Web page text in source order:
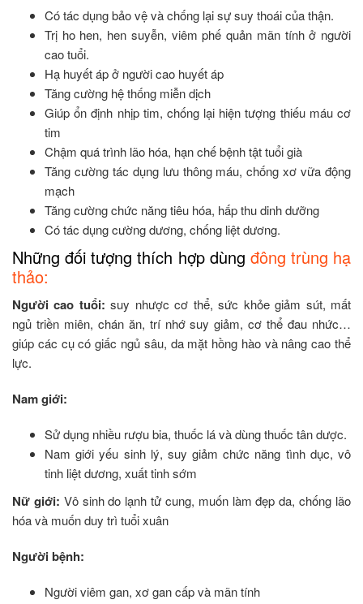
Có tác dụng bảo vệ và chống lại sự suy thoái của thận.
Trị ho hen, hen suyễn, viêm phế quản mãn tính ở người
cao tuổi.
Hạ huyết áp ở người cao huyết áp
Tăng cường hệ thống miễn dịch
Giúp ổn định nhịp tim, chống lại hiện tượng thiếu máu cơ
tim
Chậm quá trình lão hóa, hạn chế bệnh tật tuổi già
Tăng cường tác dụng lưu thông máu, chống xơ vữa động
mạch
Tăng cường chức năng tiêu hóa, hấp thu dinh dưỡng
Có tác dụng cường dương, chống liệt dương.
Những đối tượng thích hợp dùng đông trùng hạ
thảo:
Người cao tuổi: suy nhược cơ thể, sức khỏe giảm sút, mất
ngủ triền miên, chán ăn, trí nhớ suy giảm, cơ thể đau nhức…
giúp các cụ có giấc ngủ sâu, da mặt hồng hào và nâng cao thể
lực.
Nam giới:
Sử dụng nhiều rượu bia, thuốc lá và dùng thuốc tân dược.
Nam giới yếu sinh lý, suy giảm chức năng tình dục, vô
tinh liệt dương, xuất tinh sớm
Nữ giới: Vô sinh do lạnh tử cung, muốn làm đẹp da, chống lão
hóa và muốn duy trì tuổi xuân
Người bệnh:
Người viêm gan, xơ gan cấp và mãn tính